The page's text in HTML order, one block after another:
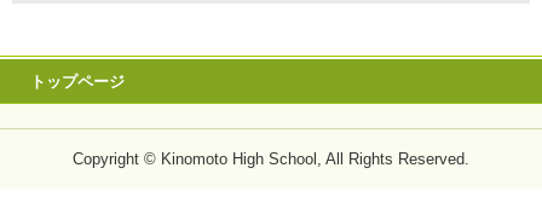
トップページ
Copyright © Kinomoto High School, All Rights Reserved.